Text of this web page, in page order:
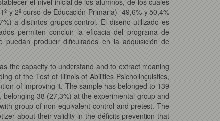
y 2º curso de Educación Primaria) -49,6% y 50,4%
a distintos grupos control. El diseño utilizado es
permiten concluir la eficacia del programa de
producir dificultades en la adquisición de
the capacity to understand and to extract meaning
of the Test of Illinois of Abilities Psicholinguistics,
of improving it. The sample has belonged to 139
38 (27,3%) at the experimental group and
group of non equivalent control and pretest. The
about their validity in the déficits prevention that